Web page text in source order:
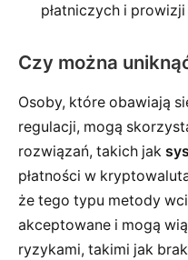
płatniczych i
Czy można
Osoby, które obawiają
regulacji, mogą
rozwiązań, takich jak
płatności w
że tego typu metody
akceptowane i mogą
ryzykami, takimi jak